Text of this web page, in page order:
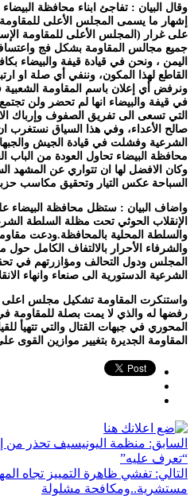
وقال البيان : تفاجئ ابناء محافظة
إشهار ما يسمى المجلس الأعلى
على غرار (المجلس الأعلى للمقاومة
جميع مجالس المقاومة بشكل فج
اليمن ، ونحن في قيادة قيفة والبيضاء
القاطع لهذا المكون، وننفي أي صلة او
ونرفض أي إعلان باسم المقاومة الشعبية
في قيفة والبيضاء انها لم تحضر ولن
التي تسعى الى تفريق الصفوف وإرباك
صالح الأعداء، وفي هذا السياق نستغرب
الشرعية وفشلت في قيادة الجيش
محافظة البيضاء تحاول العودة من الباب
وكان الافضل لها ان تتواري عن المشهد
السباحة عكس التيار وتحقيق مكاسب
واضاف البيان : ستظل محافظة البيضاء
الإنقلاب الحوثي تحت مظلة السلطة
والسلطة المحلية بالمحافظة.ودعت
والشرفاء الأحرار بالالتفاف الكامل
المجلس ودول التحالف ومؤازرتهم في
الشرعية الدستورية الى صنعاء وانهاء
واستنكرت المقاومة تشكيل مجلس اعلى
رفضها له والذي لا يمت بصلة للمقاومة
المحوري في جبهات القتال والتي تتهيأ
المقاومة الجديرة بتغيير موازين القوى
السابق: منظمة اليونيسيف تحذر من
“تعرف عليه”
التالي: تفشي ظاهرة التمييز تجاه
مستشرية..ومكافحة مشلولة